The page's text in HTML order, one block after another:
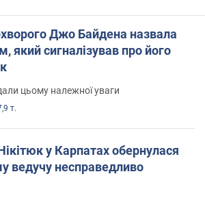
Джо Байдена назвала
який сигналізував про його
цьому належної уваги
т.
у Карпатах обернулася
ведучу несправедливо